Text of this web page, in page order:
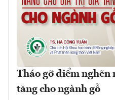
Tháo gỡ điểm nghẽn
tăng cho ngành gỗ